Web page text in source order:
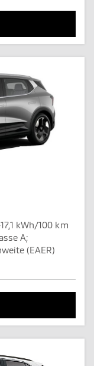
kWh/100 km
A;
(EAER)